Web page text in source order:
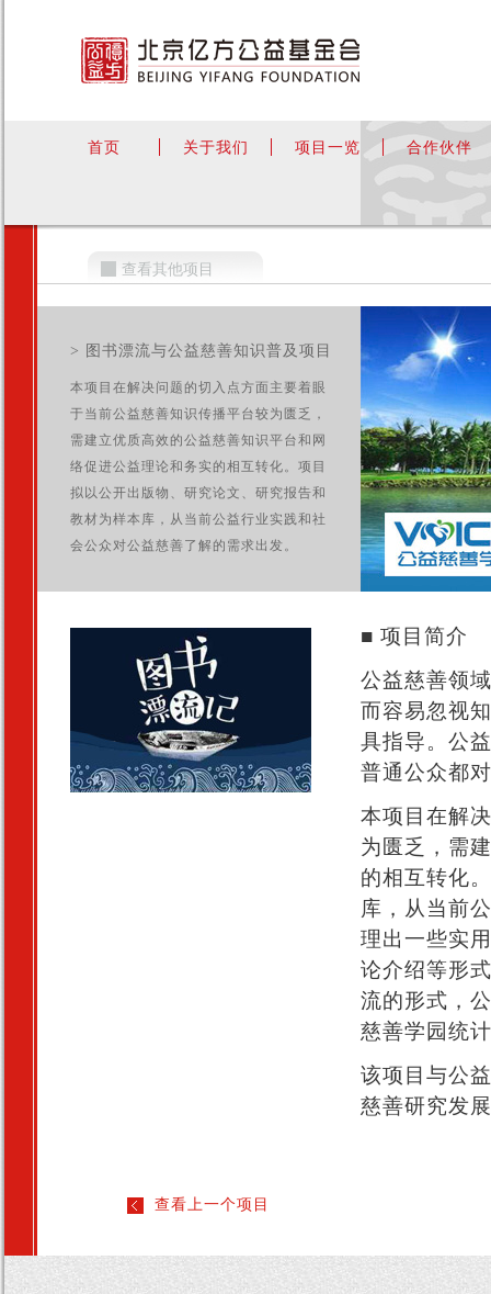
首页 关于我们 项目一览 合作伙伴
查看其他项目
> 图书漂流与公益慈善知识普及项目
本项目在解决问题的切入点方面主要着眼
于当前公益慈善知识传播平台较为匮乏，
需建立优质高效的公益慈善知识平台和网
络促进公益理论和务实的相互转化。项目
拟以公开出版物、研究论文、研究报告和
教材为样本库，从当前公益行业实践和社
会公众对公益慈善了解的需求出发。
■ 项目简介
公益慈善领
而容易忽视
具指导。公
普通公众都
本项目在解
为匮乏，需
的相互转化
库，从当前
理出一些实
论介绍等形
流的形式，
慈善学园统
该项目与公
慈善研究发
查看上一个项目